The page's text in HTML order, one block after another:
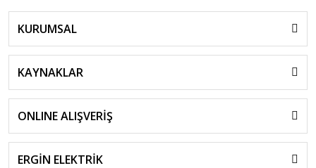
KURUMSAL
KAYNAKLAR
ONLINE ALIŞVERİŞ
ERGİN ELEKTRİK